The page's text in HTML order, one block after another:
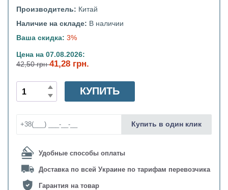
Производитель: Китай
Наличие на складе: В наличии
Ваша скидка: 3%
Цена на 07.08.2026:
42,50 грн41,28 грн.
Удобные способы оплаты
Доставка по всей Украине по тарифам перевозчика
Гарантия на товар
КУПИТЬ
Купить в один клик